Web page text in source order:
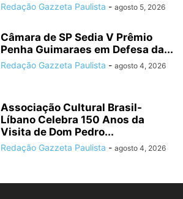
Redação Gazzeta Paulista - agosto 5, 2026
Câmara de SP Sedia V Prêmio
Penha Guimaraes em Defesa da...
Redação Gazzeta Paulista - agosto 4, 2026
Associação Cultural Brasil-
Líbano Celebra 150 Anos da
Visita de Dom Pedro...
Redação Gazzeta Paulista - agosto 4, 2026